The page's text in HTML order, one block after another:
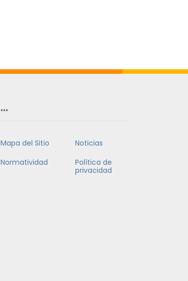
…
Mapa del Sitio
Noticias
Normatividad
Política de
privacidad